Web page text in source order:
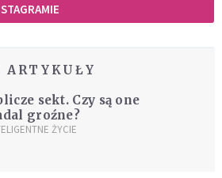
ARTYKUŁY
sekt. Czy są one
groźne?
ŻYCIE